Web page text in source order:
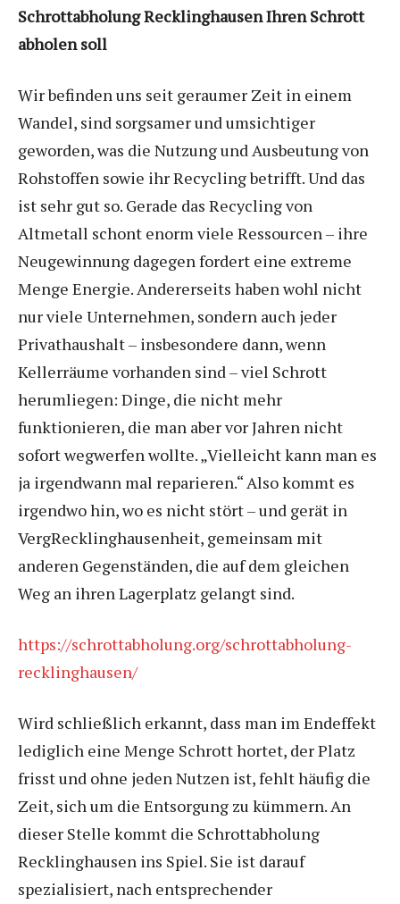
Schrottabholung Recklinghausen Ihren Schrott
abholen soll
Wir befinden uns seit geraumer Zeit in einem
Wandel, sind sorgsamer und umsichtiger
geworden, was die Nutzung und Ausbeutung von
Rohstoffen sowie ihr Recycling betrifft. Und das
ist sehr gut so. Gerade das Recycling von
Altmetall schont enorm viele Ressourcen – ihre
Neugewinnung dagegen fordert eine extreme
Menge Energie. Andererseits haben wohl nicht
nur viele Unternehmen, sondern auch jeder
Privathaushalt – insbesondere dann, wenn
Kellerräume vorhanden sind – viel Schrott
herumliegen: Dinge, die nicht mehr
funktionieren, die man aber vor Jahren nicht
sofort wegwerfen wollte. „Vielleicht kann man es
ja irgendwann mal reparieren.“ Also kommt es
irgendwo hin, wo es nicht stört – und gerät in
VergRecklinghausenheit, gemeinsam mit
anderen Gegenständen, die auf dem gleichen
Weg an ihren Lagerplatz gelangt sind.
https://schrottabholung.org/schrottabholung-
recklinghausen/
Wird schließlich erkannt, dass man im Endeffekt
lediglich eine Menge Schrott hortet, der Platz
frisst und ohne jeden Nutzen ist, fehlt häufig die
Zeit, sich um die Entsorgung zu kümmern. An
dieser Stelle kommt die Schrottabholung
Recklinghausen ins Spiel. Sie ist darauf
spezialisiert, nach entsprechender